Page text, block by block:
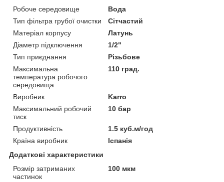
Робоче середовище
Вода
Тип фільтра грубої очистки
Сітчастий
Матеріал корпусу
Латунь
Діаметр підключення
1/2"
Тип приєднання
Різьбове
Максимальна
температура робочого
середовища
110 град.
Виробник
Karro
Максимальний робочий
тиск
10 бар
Продуктивність
1.5 куб.м/год
Країна виробник
Іспанія
Додаткові характеристики
Розмір затриманих
частинок
100 мкм